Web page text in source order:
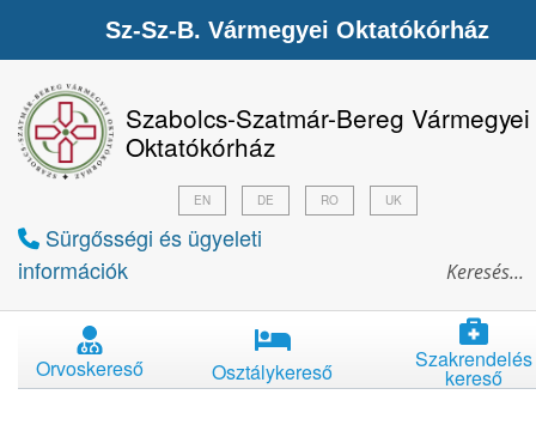
Szabolcs-Szatmár-Bereg Vármegyei
Oktatókórház
Sürgősségi és ügyeleti
információk
EN DE RO UK
Orvoskereső Osztálykereső Szakrendelés
kereső
Sz-Sz-B. Vármegyei Oktatókórház